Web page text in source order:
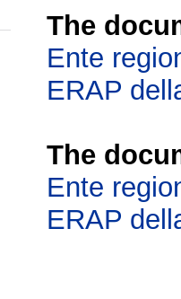
The
Ente
ERAP
The
Ente
ERAP